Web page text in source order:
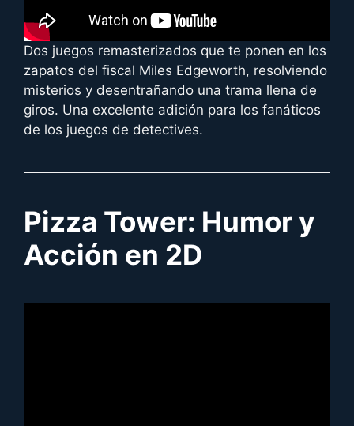
Dos juegos remasterizados que te ponen en los
zapatos del fiscal Miles Edgeworth, resolviendo
misterios y desentrañando una trama llena de
giros. Una excelente adición para los fanáticos
de los juegos de detectives.
Pizza Tower: Humor y
Acción en 2D